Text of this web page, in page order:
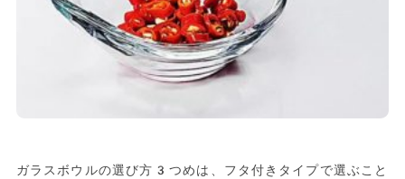
ガラスボウルの選び方3つめは、フタ付きタイプで選ぶこと